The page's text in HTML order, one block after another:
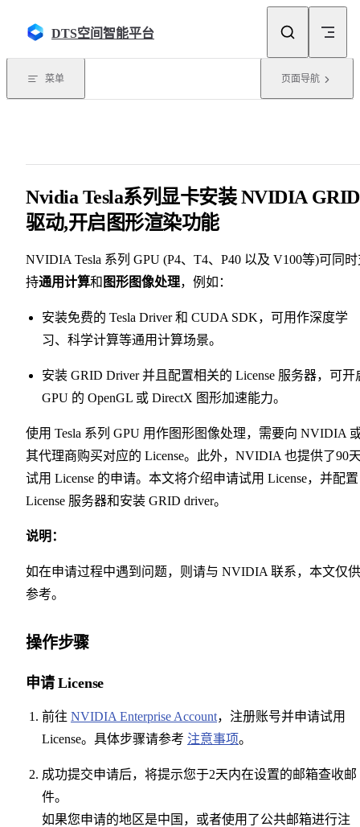
DTS空间智能平台
菜单 页面导航
Nvidia Tesla系列显卡安装 NVIDIA GRID
驱动,开启图形渲染功能
NVIDIA Tesla 系列 GPU (P4、T4、P40 以及 V100等)可同
持通用计算和 图形图像处理，例如：
安装免费的 Tesla Driver 和 CUDA SDK，可用作深度学
习、科学计算等通用计算场景。
安装 GRID Driver 并且配置相关的 License 服务器，可开
GPU 的 OpenGL 或 DirectX 图形加速能力。
使用 Tesla 系列 GPU 用作图形图像处理，需要向 NVIDIA
其代理商购买对应的 License。此外，NVIDIA 也提供了90
试用 License 的申请。本文将介绍申请试用 License，并配置
License 服务器和安装 GRID driver。
说明：
如在申请过程中遇到问题，则请与 NVIDIA 联系，本文仅供
参考。
操作步骤
申请 License
前往 NVIDIA Enterprise Account，注册账号并申请试用
License。具体步骤请参考 注意事项。
成功提交申请后，将提示您于2天内在设置的邮箱查收邮
件。
如果您申请的地区是中国，或者使用了公共邮箱进行注